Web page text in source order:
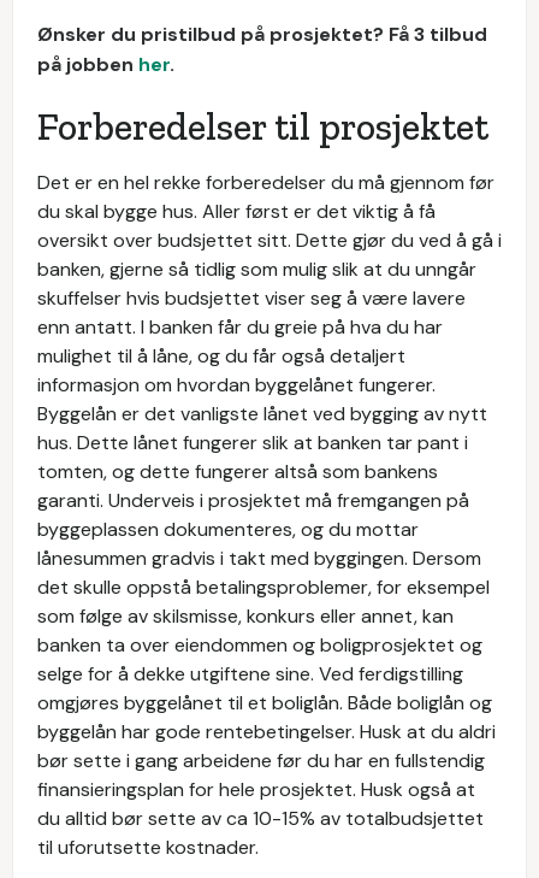
Ønsker du pristilbud på prosjektet? Få 3 tilbud
på jobben her.
Forberedelser til prosjektet
Det er en hel rekke forberedelser du må gjennom før
du skal bygge hus. Aller først er det viktig å få
oversikt over budsjettet sitt. Dette gjør du ved å gå i
banken, gjerne så tidlig som mulig slik at du unngår
skuffelser hvis budsjettet viser seg å være lavere
enn antatt. I banken får du greie på hva du har
mulighet til å låne, og du får også detaljert
informasjon om hvordan byggelånet fungerer.
Byggelån er det vanligste lånet ved bygging av nytt
hus. Dette lånet fungerer slik at banken tar pant i
tomten, og dette fungerer altså som bankens
garanti. Underveis i prosjektet må fremgangen på
byggeplassen dokumenteres, og du mottar
lånesummen gradvis i takt med byggingen. Dersom
det skulle oppstå betalingsproblemer, for eksempel
som følge av skilsmisse, konkurs eller annet, kan
banken ta over eiendommen og boligprosjektet og
selge for å dekke utgiftene sine. Ved ferdigstilling
omgjøres byggelånet til et boliglån. Både boliglån og
byggelån har gode rentebetingelser. Husk at du aldri
bør sette i gang arbeidene før du har en fullstendig
finansieringsplan for hele prosjektet. Husk også at
du alltid bør sette av ca 10-15% av totalbudsjettet
til uforutsette kostnader.